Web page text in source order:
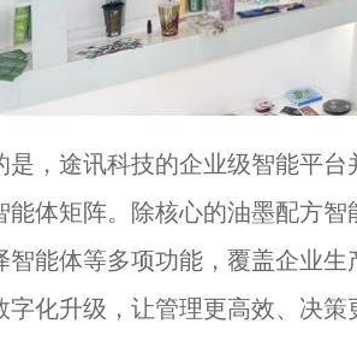
途讯科技的企业级智能平台
能体矩阵。除核心的油墨配方
智能体等多项功能，覆盖企业
字化升级，让管理更高效、决